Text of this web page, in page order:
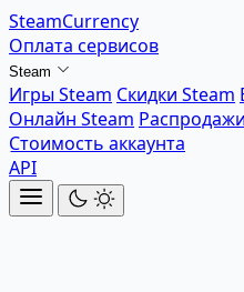
SteamCurrency
Оплата сервисов
Steam
Игры Steam Скидки Steam
Онлайн Steam
Стоимость аккаунта
API